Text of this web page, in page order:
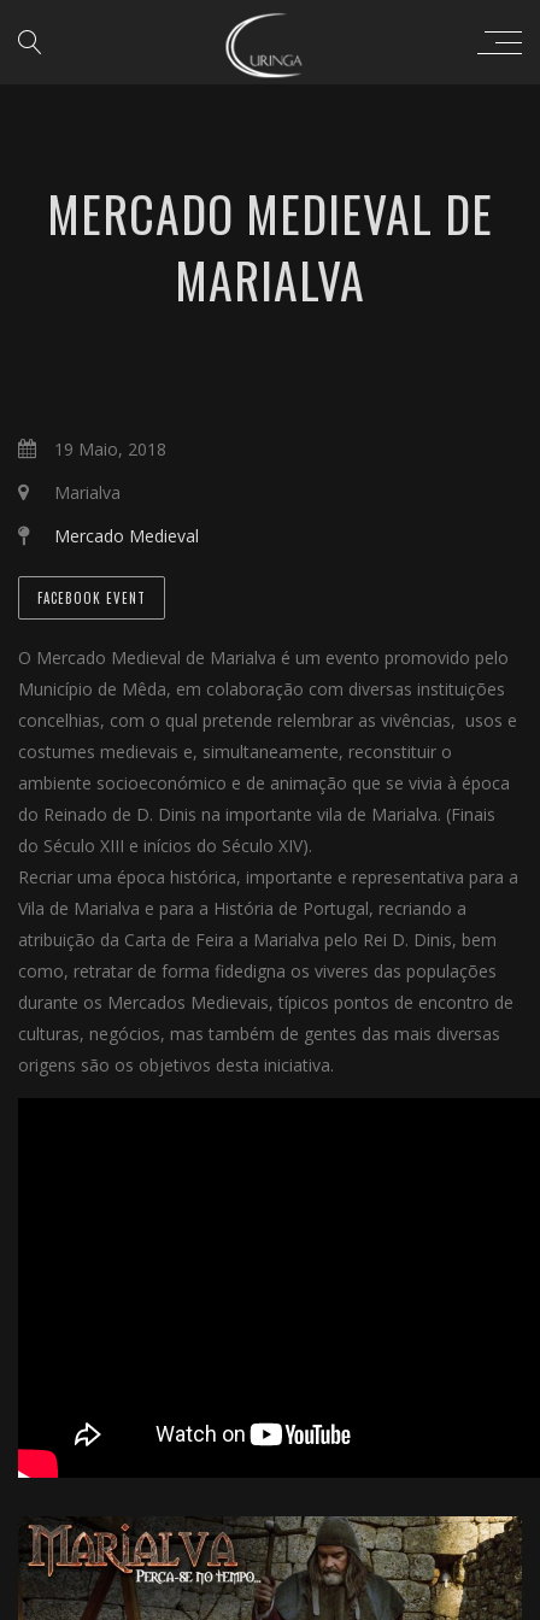
MERCADO MEDIEVAL DE
MARIALVA
19 Maio, 2018
Marialva
Mercado Medieval
FACEBOOK EVENT
O Mercado Medieval de Marialva é um evento promovido pelo
Município de Mêda, em colaboração com diversas instituições
concelhias, com o qual pretende relembrar as vivências, usos e
costumes medievais e, simultaneamente, reconstituir o
ambiente socioeconómico e de animação que se vivia à época
do Reinado de D. Dinis na importante vila de Marialva. (Finais
do Século XIII e inícios do Século XIV).
Recriar uma época histórica, importante e representativa para a
Vila de Marialva e para a História de Portugal, recriando a
atribuição da Carta de Feira a Marialva pelo Rei D. Dinis, bem
como, retratar de forma fidedigna os viveres das populações
durante os Mercados Medievais, típicos pontos de encontro de
culturas, negócios, mas também de gentes das mais diversas
origens são os objetivos desta iniciativa.